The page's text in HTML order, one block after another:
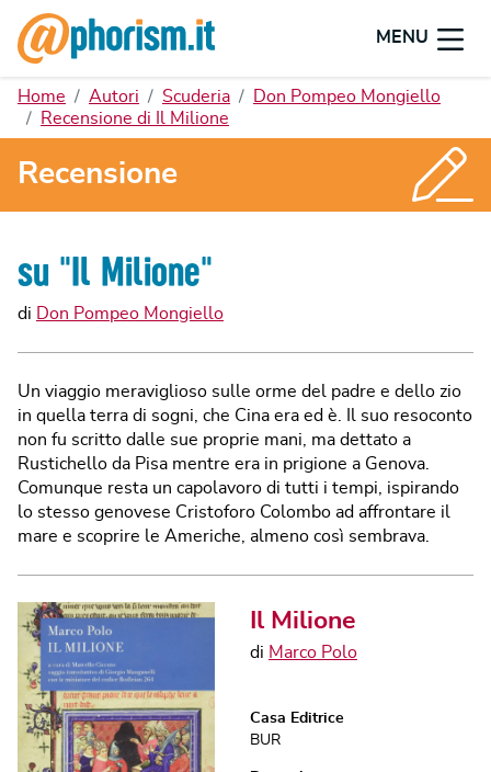
MENU
Home Autori Scuderia
Don Pompeo Mongiello
Recensione di Il Milione
Recensione
su "Il Milione"
di Don Pompeo Mongiello
Un viaggio meraviglioso sulle orme del padre e dello zio
in quella terra di sogni, che Cina era ed è. Il suo resoconto
non fu scritto dalle sue proprie mani, ma dettato a
Rustichello da Pisa mentre era in prigione a Genova.
Comunque resta un capolavoro di tutti i tempi, ispirando
lo stesso genovese Cristoforo Colombo ad affrontare il
mare e scoprire le Americhe, almeno così sembrava.
Il Milione
di Marco Polo
Casa Editrice
BUR